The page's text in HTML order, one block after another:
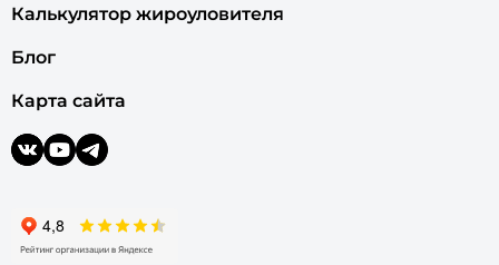
Калькулятор жироуловителя
Блог
Карта сайта